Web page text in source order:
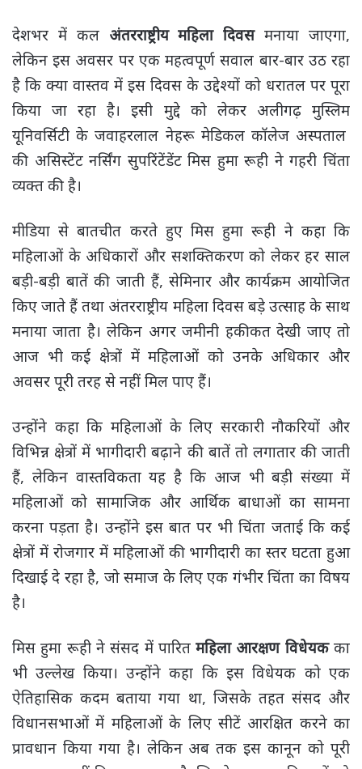
देशभर में कल अंतरराष्ट्रीय महिला दिवसमनाया जाएगा,
लेकिन इस अवसर पर एक महत्वपूर्ण सवाल बार-बार उठ रहा
है कि क्या वास्तव में इस दिवस के उद्देश्यों को धरातल पर पूरा
किया जा रहा है। इसी मुद्दे को लेकर अलीगढ़ मुस्लिम
यूनिवर्सिटी के जवाहरलाल नेहरू मेडिकल कॉलेज अस्पताल
की असिस्टेंट नर्सिंग सुपरिंटेंडेंट मिस हुमा रूही ने गहरी चिंता
व्यक्त की है।
मीडिया से बातचीत करते हुए मिस हुमा रूही ने कहा कि
महिलाओं के अधिकारों और सशक्तिकरण को लेकर हर साल
बड़ी-बड़ी बातें की जाती हैं, सेमिनार और कार्यक्रम आयोजित
किए जाते हैं तथा अंतरराष्ट्रीय महिला दिवस बड़े उत्साह के साथ
मनाया जाता है। लेकिन अगर जमीनी हकीकत देखी जाए तो
आज भी कई क्षेत्रों में महिलाओं को उनके अधिकार और
अवसर पूरी तरह से नहीं मिल पाए हैं।
उन्होंने कहा कि महिलाओं के लिए सरकारी नौकरियों और
विभिन्न क्षेत्रों में भागीदारी बढ़ाने की बातें तो लगातार की जाती
हैं, लेकिन वास्तविकता यह है कि आज भी बड़ी संख्या में
महिलाओं को सामाजिक और आर्थिक बाधाओं का सामना
करना पड़ता है। उन्होंने इस बात पर भी चिंता जताई कि कई
क्षेत्रों में रोजगार में महिलाओं की भागीदारी का स्तर घटता हुआ
दिखाई दे रहा है, जो समाज के लिए एक गंभीर चिंता का विषय
है।
मिस हुमा रूही ने संसद में पारितमहिला आरक्षण विधेयकका
भी उल्लेख किया। उन्होंने कहा कि इस विधेयक को एक
ऐतिहासिक कदम बताया गया था, जिसके तहत संसद और
विधानसभाओं में महिलाओं के लिए सीटें आरक्षित करने का
प्रावधान किया गया है। लेकिन अब तक इस कानून को पूरी